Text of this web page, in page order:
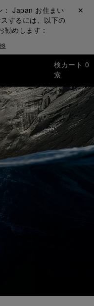
Japan お住まい
するには、以下の
勧めします：
閉じる ✕
検
索
カート 0